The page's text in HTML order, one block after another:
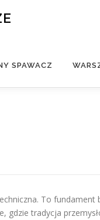
SPAWACZ
To
tradycja